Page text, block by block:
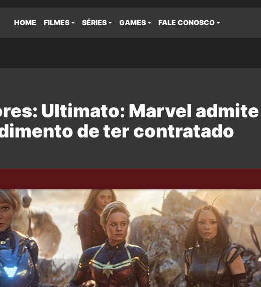
HOME FILMES SÉRIES GAMES FALE CONOSCO
Ultimato: Marvel admite
de ter contratado